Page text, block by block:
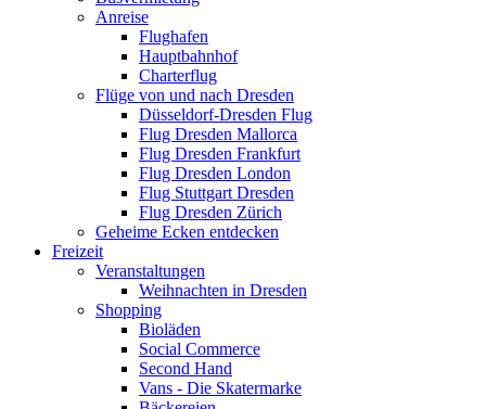
Anreise
Flughafen
Hauptbahnhof
Charterflug
Flüge von und nach Dresden
Düsseldorf-Dresden Flug
Flug Dresden Mallorca
Flug Dresden Frankfurt
Flug Dresden London
Flug Stuttgart Dresden
Flug Dresden Zürich
Geheime Ecken entdecken
Freizeit
Veranstaltungen
Weihnachten in Dresden
Shopping
Bioläden
Social Commerce
Second Hand
Vans - Die Skatermarke